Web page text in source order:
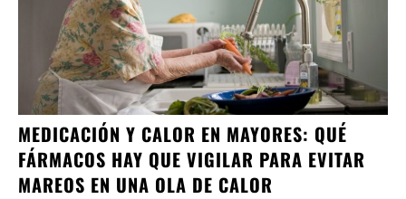
MEDICACIÓN Y CALOR EN MAYORES: QUÉ
FÁRMACOS HAY QUE VIGILAR PARA EVITAR
MAREOS EN UNA OLA DE CALOR